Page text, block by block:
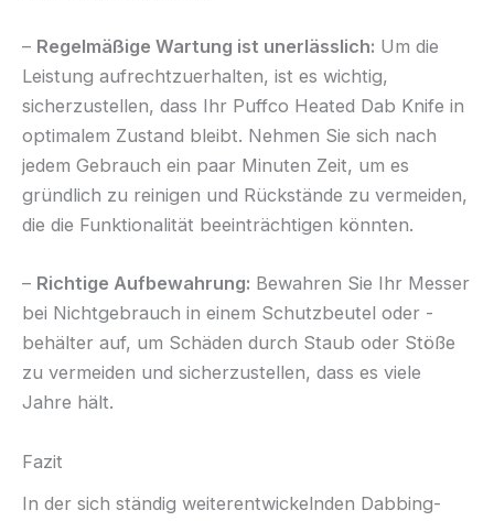
– Regelmäßige Wartung ist unerlässlich: Um die
Leistung aufrechtzuerhalten, ist es wichtig,
sicherzustellen, dass Ihr Puffco Heated Dab Knife in
optimalem Zustand bleibt. Nehmen Sie sich nach
jedem Gebrauch ein paar Minuten Zeit, um es
gründlich zu reinigen und Rückstände zu vermeiden,
die die Funktionalität beeinträchtigen könnten.
– Richtige Aufbewahrung: Bewahren Sie Ihr Messer
bei Nichtgebrauch in einem Schutzbeutel oder -
behälter auf, um Schäden durch Staub oder Stöße
zu vermeiden und sicherzustellen, dass es viele
Jahre hält.
Fazit
In der sich ständig weiterentwickelnden Dabbing-